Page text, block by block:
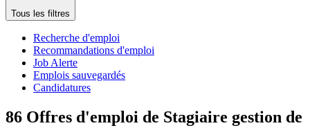
Tous les filtres
Recherche d'emploi
Recommandations d'emploi
Job Alerte
Emplois sauvegardés
Candidatures
86 Offres d'emploi de Stagiaire gestion de